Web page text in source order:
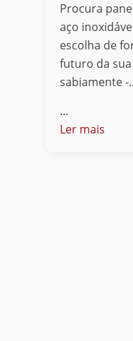
Procura
aço
escolha de
futuro da
sabiamente -
...
Ler mais